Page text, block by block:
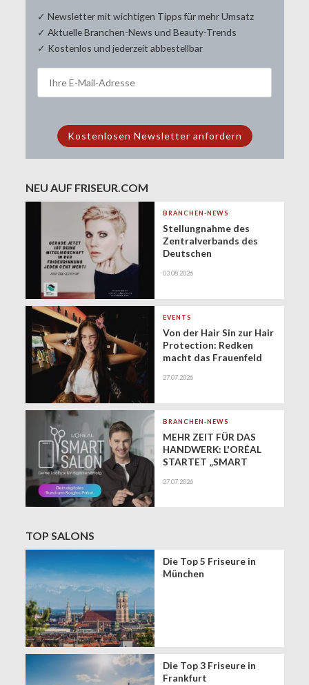
✓ Newsletter mit wichtigen Tipps für mehr Umsatz
✓ Aktuelle Branchen-News und Beauty-Trends
✓ Kostenlos und jederzeit abbestellbar
NEU AUF FRISEUR.COM
BRANCHEN-NEWS
Stellungnahme des
Zentralverbands des
Deutschen
Zukunft der
(Minijobs)
03.08.2026
EVENTS
Von der Hair Sin zur Hair
Protection: Redken
macht das Frauenfeld
gesundes Haar
27.07.2026
BRANCHEN-NEWS
MEHR ZEIT FÜR DAS
HANDWERK: L'ORÉAL
STARTET „SMART
EXKLUSIVEN BUSINESS-
27.07.2026
TOP SALONS
Die Top 5 Friseure in
München
Die Top 3 Friseure in
Frankfurt